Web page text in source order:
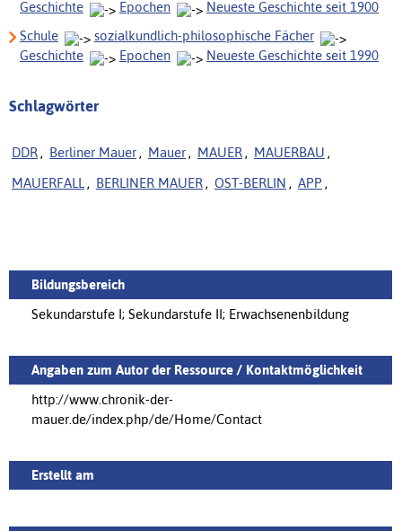
Geschichte
Epochen
Neueste Geschichte seit 1900
Schule
sozialkundlich-philosophische Fächer
Geschichte
Epochen Neueste Geschichte seit 1990
Schlagwörter
DDR , Berliner Mauer , Mauer , MAUER , MAUERBAU ,
MAUERFALL , BERLINER MAUER , OST-BERLIN , APP ,
Bildungsbereich
Sekundarstufe I; Sekundarstufe II; Erwachsenenbildung
Angaben zum Autor der Ressource / Kontaktmöglichkeit
http://www.chronik-der-
mauer.de/index.php/de/Home/Contact
Erstellt am